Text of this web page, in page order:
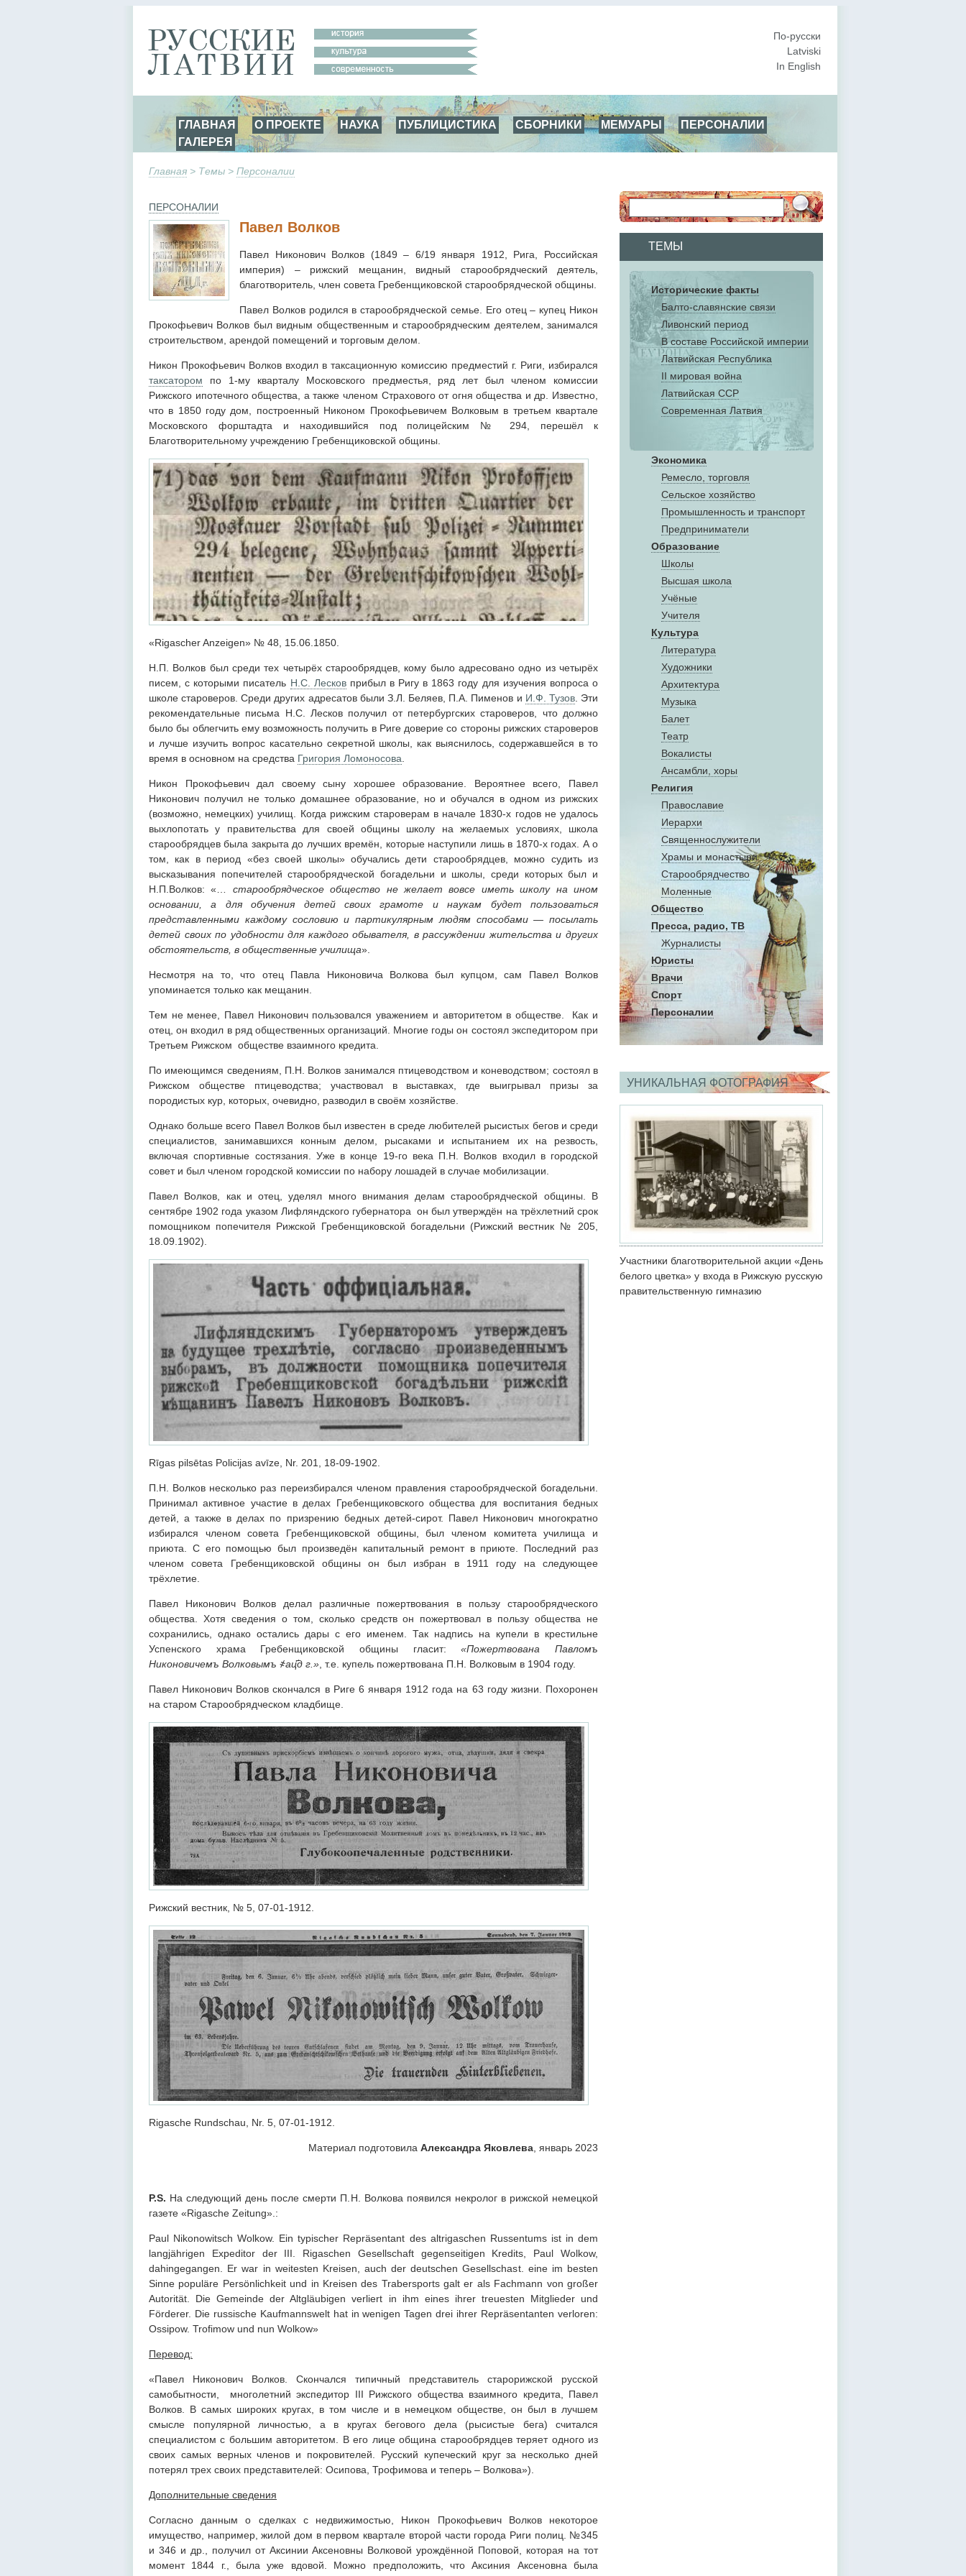
По-русски
Latviski
In English
ГЛАВНАЯ О ПРОЕКТЕ НАУКА ПУБЛИЦИСТИКА СБОРНИКИ МЕМУАРЫ
ПЕРСОНАЛИИ
ГАЛЕРЕЯ
Главная > Темы > Персоналии
ТЕМЫ
Исторические факты
Балто-славянские связи
Ливонский период
В составе Российской империи
Латвийская Республика
II мировая война
Латвийская ССР
Современная Латвия
Экономика
Ремесло, торговля
Сельское хозяйство
Промышленность и транспорт
Предприниматели
Образование
Школы
Высшая школа
Учёные
Учителя
Культура
Литература
Художники
Aрхитектура
Музыка
Балет
Театр
Вокалисты
Aнсамбли, хоры
Религия
Православие
Иерархи
Священнослужители
Храмы и монастыри
Старообрядчество
Моленные
Общество
Пресса, радио, ТВ
Журналисты
Юристы
Врачи
Спорт
Персоналии
УНИКАЛЬНАЯ ФОТОГРАФИЯ
Участники благотворительной акции «День
белого цветка» у входа в Рижскую русскую
правительственную гимназию
ПЕРСОНАЛИИ
Павел Волков
Павел Никонович Волков (1849 – 6/19 января 1912, Рига, Российская
империя) – рижский мещанин, видный старообрядческий деятель,
благотворитель, член совета Гребенщиковской старообрядческой общины.
Павел Волков родился в старообрядческой семье. Его отец – купец Никон
Прокофьевич Волков был видным общественным и старообрядческим деятелем, занимался
строительством, арендой помещений и торговым делом.
Никон Прокофьевич Волков входил в таксационную комиссию предместий г. Риги, избирался
таксатором по 1-му кварталу Московского предместья, ряд лет был членом комиссии
Рижского ипотечного общества, а также членом Страхового от огня общества и др. Известно,
что в 1850 году дом, построенный Никоном Прокофьевичем Волковым в третьем квартале
Московского форштадта и находившийся под полицейским № 294, перешёл к
Благотворительному учреждению Гребенщиковской общины.
«Rigascher Anzeigen» № 48, 15.06.1850.
Н.П. Волков был среди тех четырёх старообрядцев, кому было адресовано одно из четырёх
писем, с которыми писатель Н.С. Лесковприбыл в Ригу в 1863 году для изучения вопроса о
школе староверов. Среди других адресатов были З.Л. Беляев, П.А. Пименов и И.Ф. Тузов. Эти
рекомендательные письма Н.С. Лесков получил от петербургских староверов, что должно
было бы облегчить ему возможность получить в Риге доверие со стороны рижских староверов
и лучше изучить вопрос касательно секретной школы, как выяснилось, содержавшейся в то
время в основном на средства Григория Ломоносова
Никон Прокофьевич дал своему сыну хорошее образование. Вероятнее всего, Павел
Никонович получил не только домашнее образование, но и обучался в одном из рижских
(возможно, немецких) училищ. Когда рижским староверам в начале 1830-х годов не удалось
выхлопотать у правительства для своей общины школу на желаемых условиях, школа
старообрядцев была закрыта до лучших времён, которые наступили лишь в 1870-х годах. А о
том, как в период «без своей школы» обучались дети старообрядцев, можно судить из
высказывания попечителей старообрядческой богадельни и школы, среди которых был и
Н.П.Волков: «… старообрядческое общество не желает вовсе иметь школу на ином
основании, а для обучения детей своих грамоте и наукам будет пользоваться
представленными каждому сословию и партикулярным людям способами — посылать
детей своих по удобности для каждого обывателя, в рассуждении жительства и других
обстоятельств, в общественные училища».
Несмотря на то, что отец Павла Никоновича Волкова был купцом, сам Павел Волков
упоминается только как мещанин.
Тем не менее, Павел Никонович пользовался уважением и авторитетом в обществе. Как и
отец, он входил в ряд общественных организаций. Многие годы он состоял экспедитором при
Третьем Рижском обществе взаимного кредита.
По имеющимся сведениям, П.Н. Волков занимался птицеводством и коневодством; состоял в
Рижском обществе птицеводства; участвовал в выставках, где выигрывал призы за
породистых кур, которых, очевидно, разводил в своём хозяйстве.
Однако больше всего Павел Волков был известен в среде любителей рысистых бегов и среди
специалистов, занимавшихся конным делом, рысаками и испытанием их на резвость,
включая спортивные состязания. Уже в конце 19-го века П.Н. Волков входил в городской
совет и был членом городской комиссии по набору лошадей в случае мобилизации.
Павел Волков, как и отец, уделял много внимания делам старообрядческой общины. В
сентябре 1902 года указом Лифляндского губернатора он был утверждён на трёхлетний срок
помощником попечителя Рижской Гребенщиковской богадельни (Рижский вестник № 205,
18.09.1902).
Rīgas pilsētas Policijas avīze, Nr. 201, 18-09-1902.
П.Н. Волков несколько раз переизбирался членом правления старообрядческой богадельни.
Принимал активное участие в делах Гребенщиковского общества для воспитания бедных
детей, а также в делах по призрению бедных детей-сирот. Павел Никонович многократно
избирался членом совета Гребенщиковской общины, был членом комитета училища и
приюта. С его помощью был произведён капитальный ремонт в приюте. Последний раз
членом совета Гребенщиковской общины он был избран в 1911 году на следующее
трёхлетие.
Павел Никонович Волков делал различные пожертвования в пользу старообрядческого
общества. Хотя сведения о том, сколько средств он пожертвовал в пользу общества не
сохранились, однако остались дары с его именем. Так надпись на купели в крестильне
Успенского храма Гребенщиковской общины гласит:«Пожертвована Павломъ
Никоновичемъ Волковымъ ҂ац҃д г.» , т.е. купель пожертвована П.Н. Волковым в 1904 году.
Павел Никонович Волков скончался в Риге 6 января 1912 года на 63 году жизни. Похоронен
на старом Старообрядческом кладбище.
Рижский вестник, № 5, 07-01-1912.
Rigasche Rundschau, Nr. 5, 07-01-1912.
Материал подготовила Александра Яковлева , январь 2023
P.S. На следующий день после смерти П.Н. Волкова появился некролог в рижской немецкой
газете «Rigasche Zeitung».:
Paul Nikonowitsch Wolkow. Ein typischer Repräsentant des altrigaschen Russentums ist in dem
langjährigen Expeditor der III. Rigaschen Gesellschaft gegenseitigen Kredits, Paul Wolkow,
dahingegangen. Er war in weitesten Kreisen, auch der deutschen Gesellschast. eine im besten
Sinne populäre Persönlichkeit und in Kreisen des Trabersports galt er als Fachmann von großer
Autorität. Die Gemeinde der Altgläubigen verliert in ihm eines ihrer treuesten Mitglieder und
Förderer. Die russische Kaufmannswelt hat in wenigen Tagen drei ihrer Repräsentanten verloren:
Ossipow. Trofimow und nun Wolkow»
Перевод:
«Павел Никонович Волков. Скончался типичный представитель старорижской русской
самобытности, многолетний экспедитор III Рижского общества взаимного кредита, Павел
Волков. В самых широких кругах, в том числе и в немецком обществе, он был в лучшем
смысле популярной личностью, а в кругах бегового дела (рысистые бега) считался
специалистом с большим авторитетом. В его лице община старообрядцев теряет одного из
своих самых верных членов и покровителей. Русский купеческий круг за несколько дней
потерял трех своих представителей: Осипова, Трофимова и теперь – Волкова»).
Дополнительные сведения
Согласно данным о сделках с недвижимостью, Никон Прокофьевич Волков некоторое
имущество, например, жилой дом в первом квартале второй части города Риги полиц. №345
и 346 и др., получил от Аксинии Аксеновны Волковой урождённой Поповой, которая на тот
момент 1844 г., была уже вдовой. Можно предположить, что Аксиния Аксеновна была